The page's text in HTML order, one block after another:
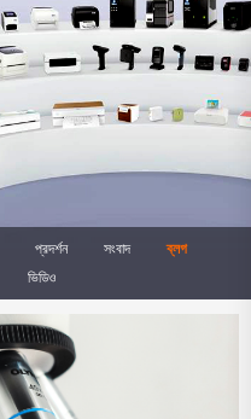
প্রদর্শন সংবাদ
ব্লগ
ভিডিও